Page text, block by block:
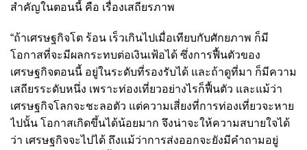
สำคัญในตอนนี้ คือ เรื่องเสถียรภาพ
“ถ้าเศรษฐกิจโต ร้อน เร็วเกินไปเมื่อเทียบกับศักยภาพ ก็มี
โอกาสที่จะมีผลกระทบต่อเงินเฟ้อได้ ซึ่งการฟื้นตัวของ
เศรษฐกิจตอนนี้ อยู่ในระดับที่รองรับได้ และถ้าดูที่มา ก็มีความ
เสถียรระดับหนึ่ง เพราะท่องเที่ยวอย่างไรก็ฟื้นตัว และแม้ว่า
เศรษฐกิจโลกจะชะลอตัว แต่ความเสี่ยงที่การท่องเที่ยวจะหาย
ไปนั้น โอกาสเกิดขึ้นได้น้อยมาก จึงน่าจะให้ความสบายใจได้
ว่า เศรษฐกิจจะไปได้ ถึงแม้ว่าการส่งออกจะยังมีคำถามอยู่